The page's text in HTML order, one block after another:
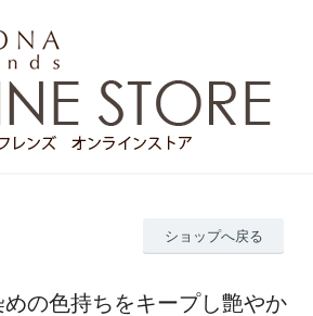
ショップへ戻る
めの色持ちをキープし艶やか